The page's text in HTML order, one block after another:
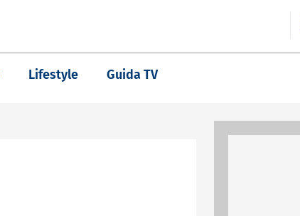
Lifestyle Guida TV